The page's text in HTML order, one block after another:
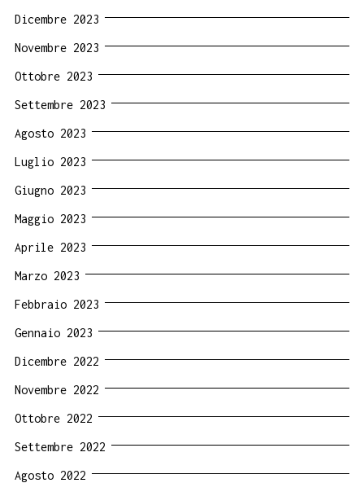
Dicembre 2023
Novembre 2023
Ottobre 2023
Settembre 2023
Agosto 2023
Luglio 2023
Giugno 2023
Maggio 2023
Aprile 2023
Marzo 2023
Febbraio 2023
Gennaio 2023
Dicembre 2022
Novembre 2022
Ottobre 2022
Settembre 2022
Agosto 2022